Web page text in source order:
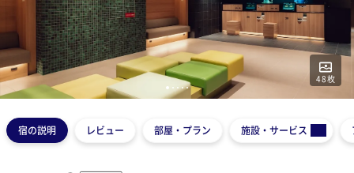
48枚
1 2 345
宿の説明 レビュー 部屋・プラン 施設・サービス